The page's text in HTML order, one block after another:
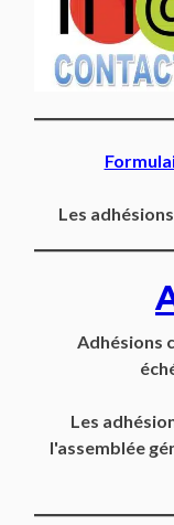
Les
Adhésions
Les
l'assemblée